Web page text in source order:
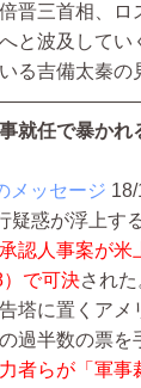
晋三首相、ロ
と波及してい
る吉備太秦の
就任で暴かれ
メッセージ
疑惑が浮上す
認人事案が米
で可決され
塔に置くアメ
過半数の票を
者らが「軍事